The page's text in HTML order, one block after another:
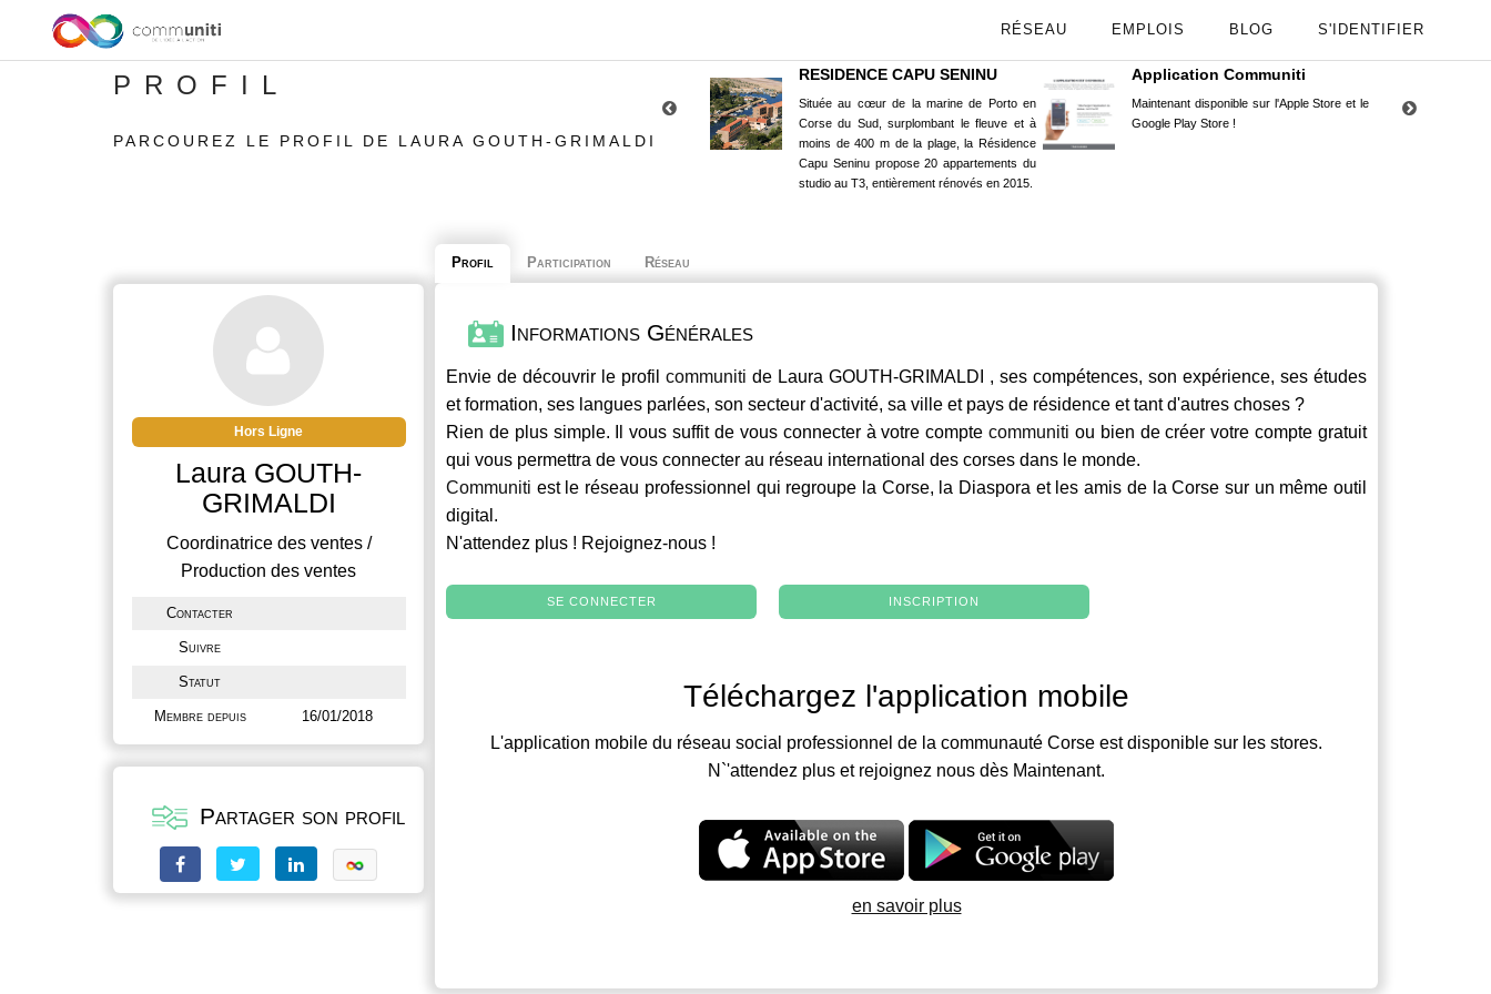
RÉSEAU EMPLOIS BLOG S'IDENTIFIER
PROFIL
PARCOUREZ LE PROFIL DE LAURA GOUTH-GRIMALDI
RESIDENCE CAPU SENINU
Située au cœur de la marine de Porto en
Corse du Sud, surplombant le fleuve et à
moins de 400 m de la plage, la Résidence
Capu Seninu propose 20 appartements du
studio au T3, entièrement rénovés en 2015.
Application Communiti
Maintenant disponible sur l'Apple Store et le
Google Play Store !
Hors Ligne
Laura GOUTH-
GRIMALDI
Coordinatrice des ventes /
Production des ventes
Contacter
Suivre
Statut
Membre depuis 16/01/2018
Partager son profil
Profil Participation Réseau
Informations Générales
Envie de découvrir le profil communiti de Laura GOUTH-GRIMALDI , ses compétences, son expérience, ses études
et formation, ses langues parlées, son secteur d'activité, sa ville et pays de résidence et tant d'autres choses ?
Rien de plus simple. Il vous suffit de vous connecter à votre comptecommuniti ou bien de créer votre compte gratuit
qui vous permettra de vous connecter au réseau international des corses dans le monde.
Communiti est le réseau professionnel qui regroupe la Corse, la Diaspora et les amis de la Corse sur un même outil
digital.
N'attendez plus ! Rejoignez-nous !
SE CONNECTER INSCRIPTION
Téléchargez l'application mobile
L'application mobile du réseau social professionnel de la communauté Corse est disponible sur les stores.
N`'attendez plus et rejoignez nous dès Maintenant.
en savoir plus